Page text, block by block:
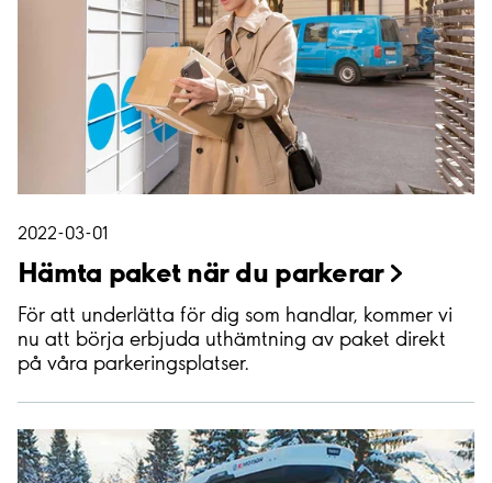
2022-03-01
Hämta paket när du parkerar
För att underlätta för dig som handlar, kommer vi
nu att börja erbjuda uthämtning av paket direkt
på våra parkeringsplatser.